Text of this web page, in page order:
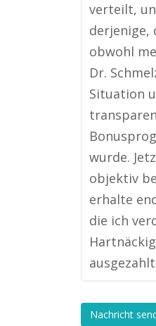
verteilt,
derjenige,
obwohl
Dr.
Situation
wurde.
objektiv
erhalte
die ich
Nachricht